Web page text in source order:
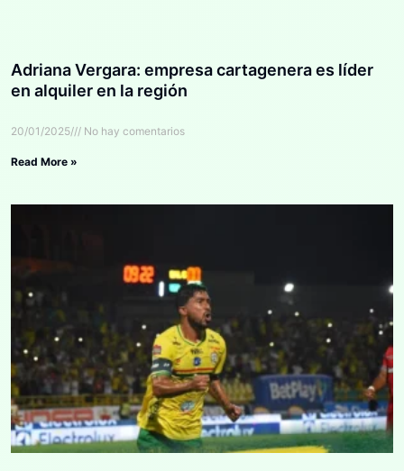
Adriana Vergara: empresa cartagenera es líder
en alquiler en la región
20/01/2025 No hay comentarios
Read More »